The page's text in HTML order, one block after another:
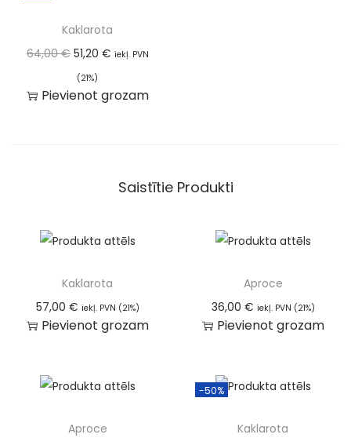
Kaklarota
64,00€ 51,20 € iekļ. PVN
(21%)
Pievienot grozam
Saistītie Produkti
Kaklarota
57,00 € iekļ. PVN (21%)
Pievienot grozam
Aproce
36,00 € iekļ. PVN (21%)
Pievienot grozam
Aproce
-50%
Kaklarota